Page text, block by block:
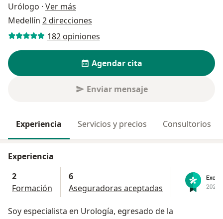
Urólogo · Ver más
Medellín 2 direcciones
182 opiniones
Agendar cita
Enviar mensaje
Experiencia Servicios y precios Consultorios
Experiencia
2
Formación
6
Aseguradoras aceptadas
Soy especialista en Urología, egresado de la